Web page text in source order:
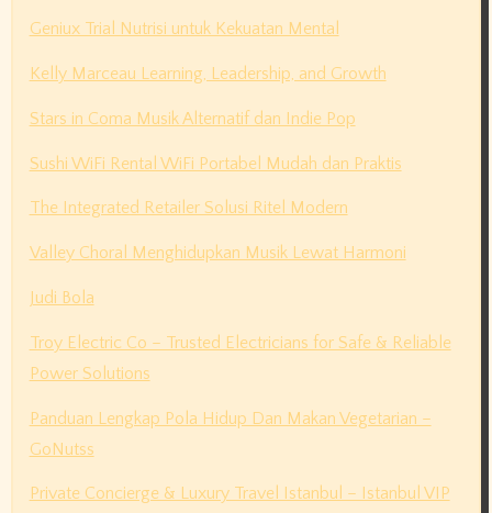
Geniux Trial Nutrisi untuk Kekuatan Mental
Kelly Marceau Learning, Leadership, and Growth
Stars in Coma Musik Alternatif dan Indie Pop
Sushi WiFi Rental WiFi Portabel Mudah dan Praktis
The Integrated Retailer Solusi Ritel Modern
Valley Choral Menghidupkan Musik Lewat Harmoni
Judi Bola
Troy Electric Co – Trusted Electricians for Safe & Reliable
Power Solutions
Panduan Lengkap Pola Hidup Dan Makan Vegetarian –
GoNutss
Private Concierge & Luxury Travel Istanbul – Istanbul VIP